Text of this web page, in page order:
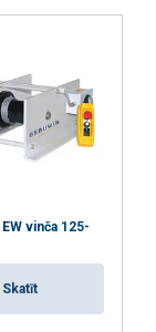
vinča 125-
Skatīt